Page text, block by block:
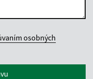
osobných